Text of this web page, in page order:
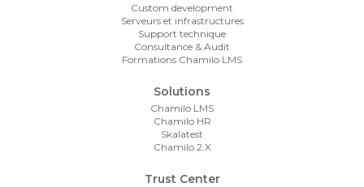
Custom development
Serveurs et infrastructures
Support technique
Consultance & Audit
Formations Chamilo LMS
Solutions
Chamilo LMS
Chamilo HR
Skalatest
Chamilo 2.X
Trust Center